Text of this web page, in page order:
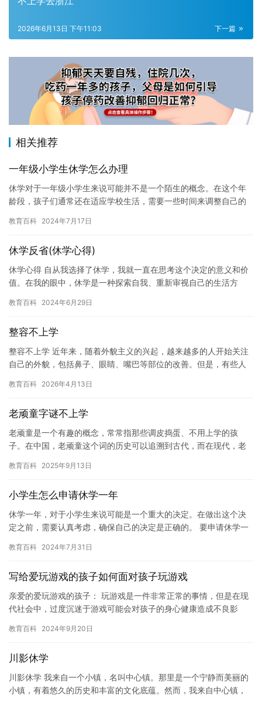
下一篇
2026年6月13日 下午11:03
相关推荐
一年级小学生休学怎么办理
休学对于一年级小学生来说可能并不是一个陌生的概念。在这个年
龄段，孩子们通常还在适应学校生活，需要一些时间来调整自己的
我们将…
教育百科 2024年7月17日
休学反省(休学心得)
休学心得 自从我选择了休学，我就一直在思考这个决定的意义和价
值。在我的眼中，休学是一种探索自我、重新审视自己的生活方
起早…
教育百科 2024年6月29日
整容不上学
整容不上学 近年来，随着外貌主义的兴起，越来越多的人开始关注
自己的外貌，包括鼻子、眼睛、嘴巴等部位的改善。但是，有些人
自…
教育百科 2026年4月13日
老顽童字谜不上学
老顽童是一个有趣的概念，常常指那些调皮捣蛋、不用上学的孩
子。在中国，老顽童这个词的历史可以追溯到古代，而在现代，老
适合当的…
教育百科 2025年9月13日
小学生怎么申请休学一年
休学一年，对于小学生来说可能是一个重大的决定。在做出这个决
定之前，需要认真考虑，确保自己的决定是正确的。 要申请休学一
教育百科 2024年7月31日
写给爱玩游戏的孩子如何面对孩子玩游戏
亲爱的爱玩游戏的孩子： 玩游戏是一件非常正常的事情，但是在现
代社会中，过度沉迷于游戏可能会对孩子的身心健康造成不良影
该理…
教育百科 2024年9月20日
川影休学
川影休学 我来自一个小镇，名叫中心镇。那里是一个宁静而美丽的
小镇，有着悠久的历史和丰富的文化底蕴。然而，我来自中心镇，